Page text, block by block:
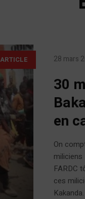
ARTICLE 28 mars
30
en
On
miliciens
FARDC
ces